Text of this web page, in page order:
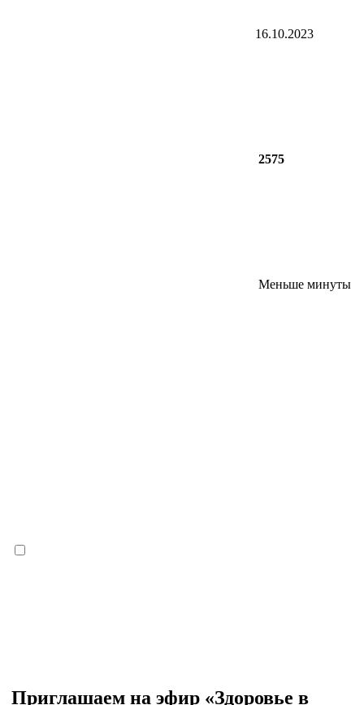
16.10.2023
2575
Меньше минуты
Приглашаем на эфир «Здоровье в